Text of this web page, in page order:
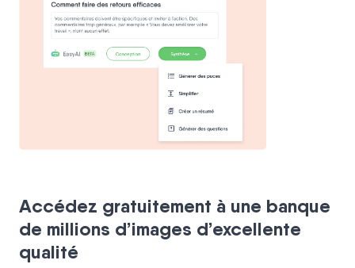
Accédez gratuitement à une banque
de millions d’images d’excellente
qualité